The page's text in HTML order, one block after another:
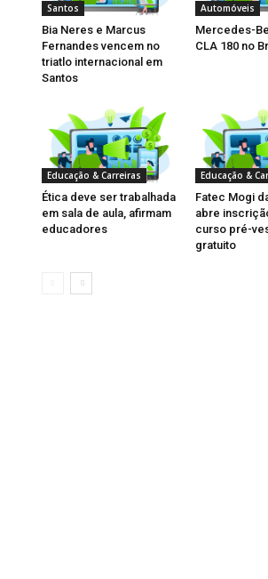
Santos
Bia Neres e Marcus
Fernandes vencem no
triatlo internacional em
Santos
Automóveis
Mercedes-
CLA 180 no
Educação & Carreiras
Ética deve ser trabalhada
em sala de aula, afirmam
educadores
Educação &
Fatec Mogi
abre
curso pré-
gratuito